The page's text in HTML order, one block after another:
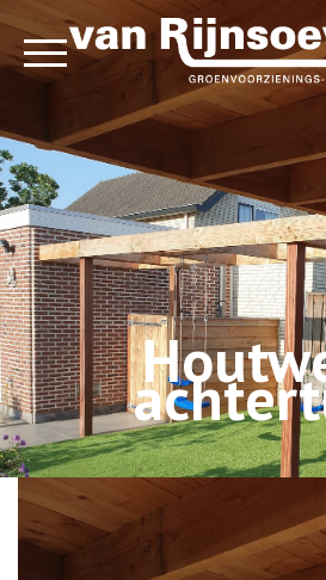
Over ons
Diensten
Projecten
Contact